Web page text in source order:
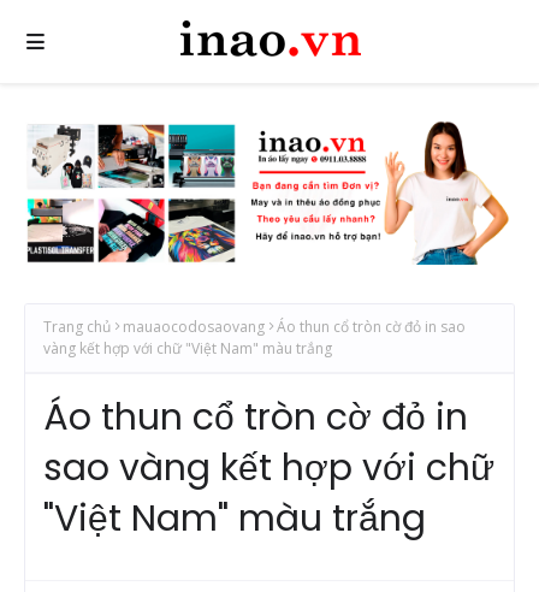
Trang chủ mauaocodosaovang Áo thun cổ tròn cờ đỏ in sao
vàng kết hợp với chữ "Việt Nam" màu trắng
Áo thun cổ tròn cờ đỏ in
sao vàng kết hợp với chữ
"Việt Nam" màu trắng